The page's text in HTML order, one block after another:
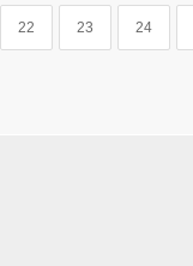
22 23 24